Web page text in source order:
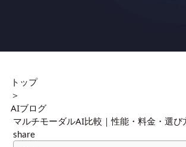
トップ
＞
AIブログ
マルチモーダルAI比較｜性能・料金・選び
share